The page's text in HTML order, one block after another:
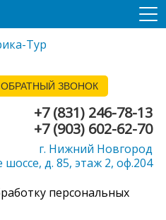
ОБРАТНЫЙ ЗВОНОК
+7 (831) 246-78-13
+7 (903) 602-62-70
г. Нижний Новгород
д. 85, этаж 2, оф.204
персональных